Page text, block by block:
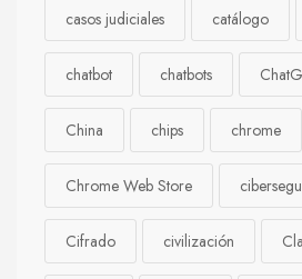
casos judiciales catálogo
chatbot chatbots
China chips chrome
Chrome Web Store
Cifrado civilización